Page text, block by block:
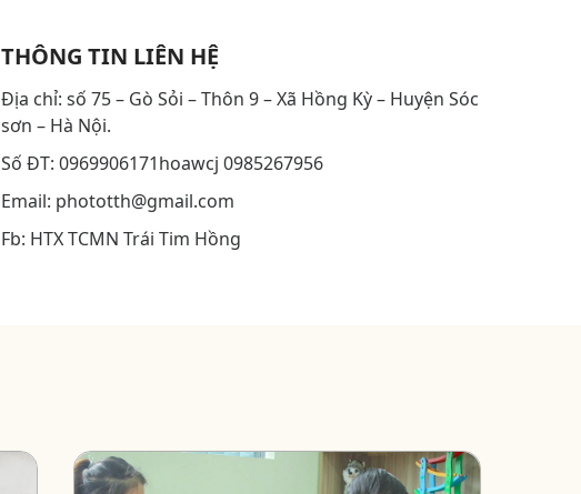
THÔNG TIN LIÊN HỆ
Địa chỉ: số 75 – Gò Sỏi – Thôn 9 – Xã Hồng Kỳ – Huyện Sóc
sơn – Hà Nội.
Số ĐT: 0969906171hoawcj 0985267956
Email: phototth@gmail.com
Fb: HTX TCMN Trái Tim Hồng